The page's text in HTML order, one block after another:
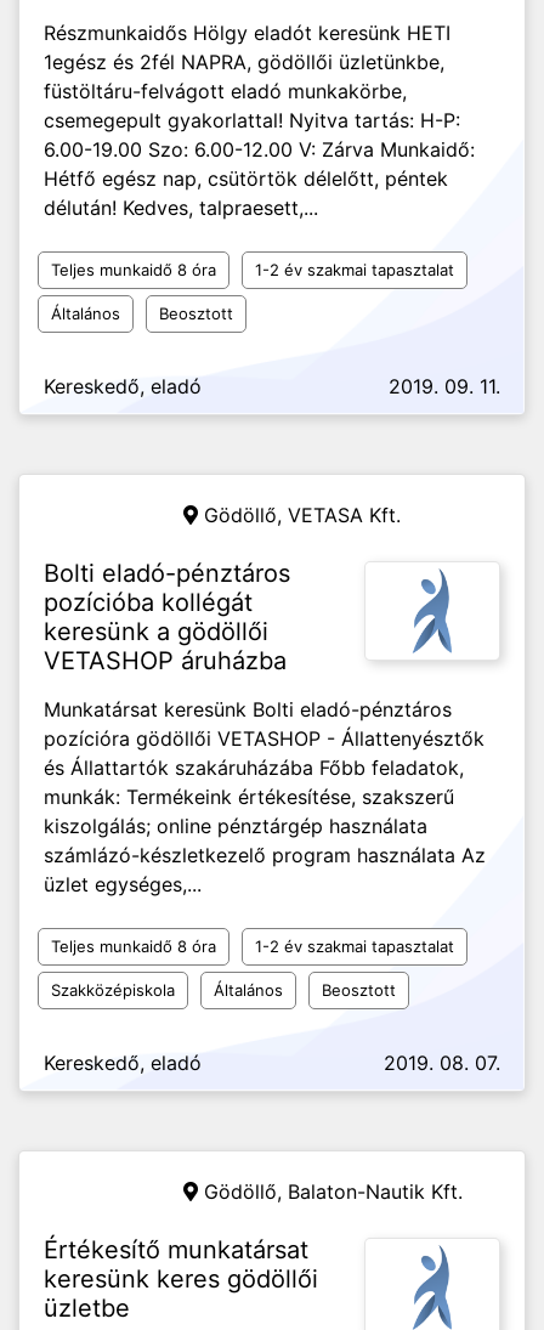
Részmunkaidős Hölgy eladót keresünk HETI
1egész és 2fél NAPRA, gödöllői üzletünkbe,
füstöltáru-felvágott eladó munkakörbe,
csemegepult gyakorlattal! Nyitva tartás: H-P:
6.00-19.00 Szo: 6.00-12.00 V: Zárva Munkaidő:
Hétfő egész nap, csütörtök délelőtt, péntek
délután! Kedves, talpraesett,...
Teljes munkaidő 8 óra 1-2 év szakmai tapasztalat
Általános Beosztott
Kereskedő, eladó 2019. 09. 11.
Gödöllő, VETASA Kft.
Bolti eladó-pénztáros
pozícióba kollégát
keresünk a gödöllői
VETASHOP áruházba
Munkatársat keresünk Bolti eladó-pénztáros
pozícióra gödöllői VETASHOP - Állattenyésztők
és Állattartók szakáruházába Főbb feladatok,
munkák: Termékeink értékesítése, szakszerű
kiszolgálás; online pénztárgép használata
számlázó-készletkezelő program használata Az
üzlet egységes,...
Teljes munkaidő 8 óra 1-2 év szakmai tapasztalat
Szakközépiskola Általános Beosztott
Kereskedő, eladó 2019. 08. 07.
Gödöllő, Balaton-Nautik Kft.
Értékesítő munkatársat
keresünk keres gödöllői
üzletbe